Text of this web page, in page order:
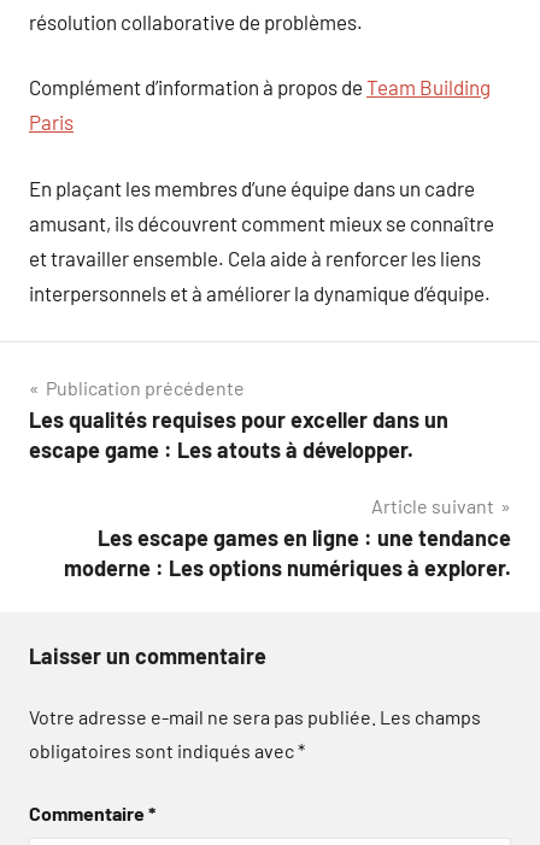
résolution collaborative de problèmes.
Complément d’information à propos de Team Building
Paris
En plaçant les membres d’une équipe dans un cadre
amusant, ils découvrent comment mieux se connaître
et travailler ensemble. Cela aide à renforcer les liens
interpersonnels et à améliorer la dynamique d’équipe.
Navigation
de
Publication précédente
Les qualités requises pour exceller dans un
escape game : Les atouts à développer.
Article suivant
Les escape games en ligne : une tendance
moderne : Les options numériques à explorer.
Laisser un commentaire
Votre adresse e-mail ne sera pas publiée. Les champs
obligatoires sont indiqués avec*
Commentaire*